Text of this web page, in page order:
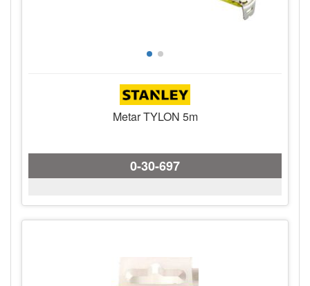
Metar TYLON 5m
0-30-697